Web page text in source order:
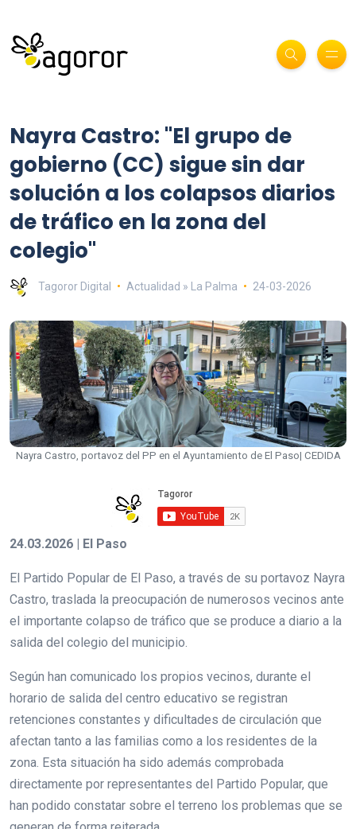
Nayra Castro: "El grupo de
gobierno (CC) sigue sin dar
solución a los colapsos diarios
de tráfico en la zona del
colegio"
Tagoror Digital Actualidad » La Palma 24-03-2026
Nayra Castro, portavoz del PP en el Ayuntamiento de El Paso| CEDIDA
24.03.2026 | El Paso
El Partido Popular de El Paso, a través de su portavoz Nayra
Castro, traslada la preocupación de numerosos vecinos ante
el importante colapso de tráfico que se produce a diario a la
salida del colegio del municipio.
Según han comunicado los propios vecinos, durante el
horario de salida del centro educativo se registran
retenciones constantes y dificultades de circulación que
afectan tanto a las familias como a los residentes de la
zona. Esta situación ha sido además comprobada
directamente por representantes del Partido Popular, que
han podido constatar sobre el terreno los problemas que se